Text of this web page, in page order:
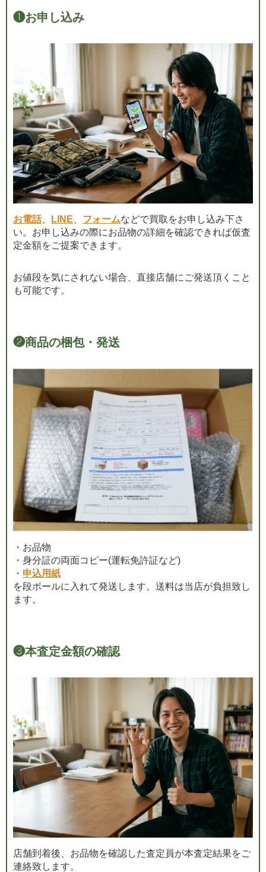
❶お申し込み
お電話、 LINE フォームなどで買取をお申し込み下さ
い。お申し込みの際にお品物の詳細を確認できれば仮査
定金額をご提案できます。
お値段を気にされない場合、直接店舗にご発送頂くこと
も可能です。
❷商品の梱包・発送
・お品物
・身分証の両面コピー(運転免許証など)
・ 申込用紙
を段ボールに入れて発送します。送料は当店が負担致し
ます。
❸本査定金額の確認
店舗到着後、お品物を確認した査定員が本査定結果をご
連絡致します。